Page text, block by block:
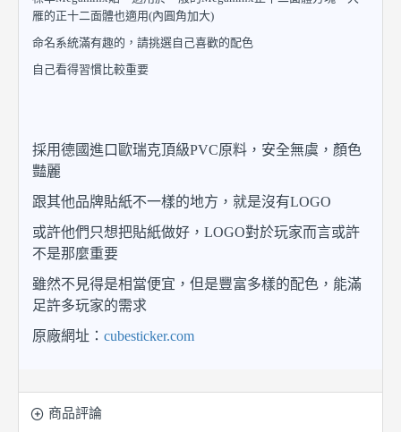
雁的正十二面體也適用(內圓角加大)
命名系統滿有趣的，請挑選自己喜歡的配色
自己看得習慣比較重要
採用德國進口歐瑞克頂級PVC原料，安全無虞，顏色
豔麗
跟其他品牌貼紙不一樣的地方，就是沒有LOGO
或許他們只想把貼紙做好，LOGO對於玩家而言或許
不是那麼重要
雖然不見得是相當便宜，但是豐富多樣的配色，能滿
足許多玩家的需求
原廠網址： cubesticker.com
商品評論